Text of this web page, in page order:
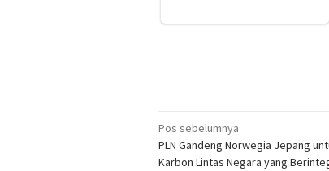
Navigasi
pos
Pos sebelumnya
PLN Gandeng Norwegia Jepang
Karbon Lintas Negara yang